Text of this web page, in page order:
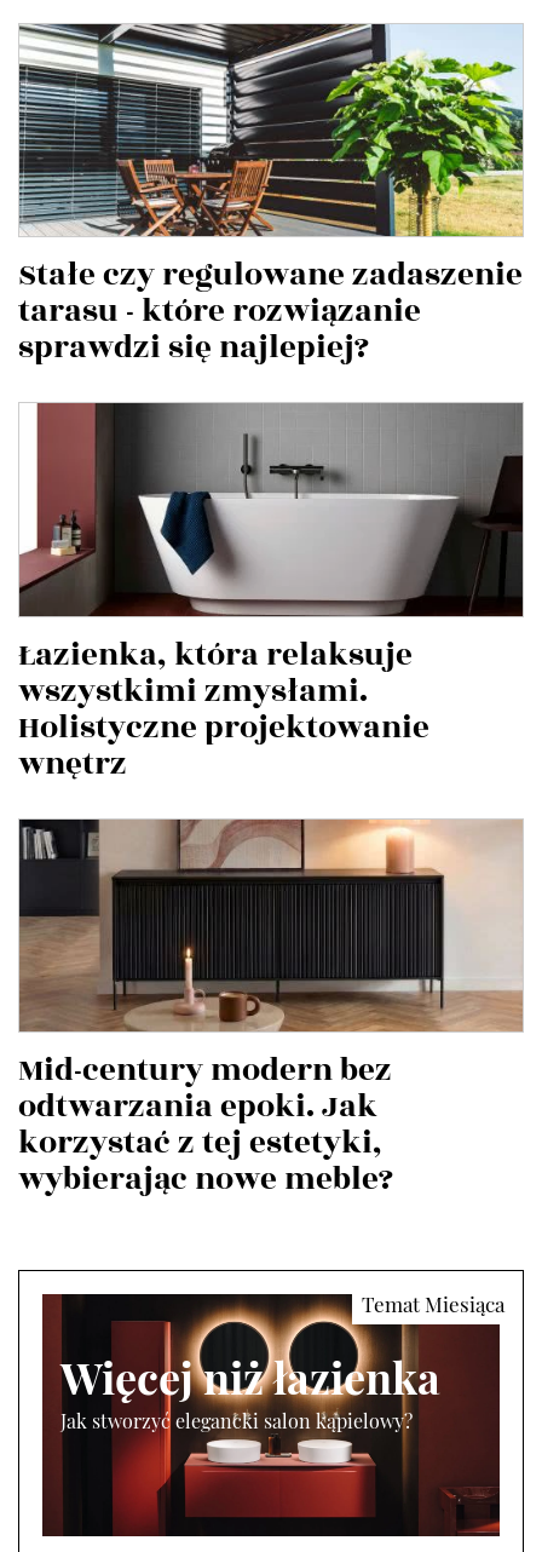
Stałe czy regulowane zadaszenie
tarasu - które rozwiązanie
sprawdzi się najlepiej?
Łazienka, która relaksuje
wszystkimi zmysłami.
Holistyczne projektowanie
wnętrz
Mid-century modern bez
odtwarzania epoki. Jak
korzystać z tej estetyki,
wybierając nowe meble?
Więcej niż łazienka
Jak stworzyć elegancki salon kąpielowy?